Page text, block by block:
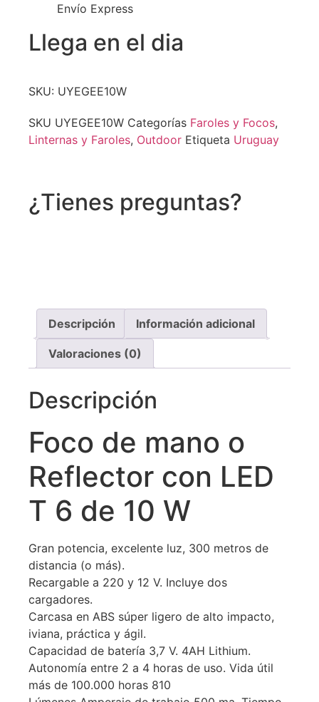
Envío Express
Llega en el dia
SKU: UYEGEE10W
SKU UYEGEE10W Categorías Faroles y Focos,
Linternas y Faroles, Outdoor Etiqueta Uruguay
¿Tienes preguntas?
Descripción Información adicional
Valoraciones (0)
Descripción
Foco de mano o
Reflector con LED
T 6 de 10 W
Gran potencia, excelente luz, 300 metros de
distancia (o más).
Recargable a 220 y 12 V. Incluye dos
cargadores.
Carcasa en ABS súper ligero de alto impacto,
iviana, práctica y ágil.
Capacidad de batería 3,7 V. 4AH Lithium.
Autonomía entre 2 a 4 horas de uso. Vida útil
más de 100.000 horas 810